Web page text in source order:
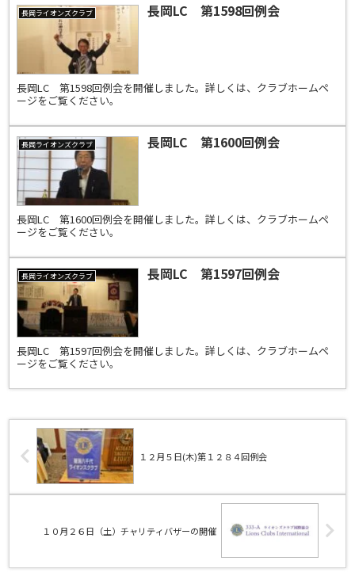
長岡ライオンズクラブ 長岡LC 第1598回例会
長岡LC 第1598回例会を開催しました。詳しくは、クラブホームペ
ージをご覧ください。
長岡ライオンズクラブ 長岡LC 第1600回例会
長岡LC 第1600回例会を開催しました。詳しくは、クラブホームペ
ージをご覧ください。
長岡ライオンズクラブ 長岡LC 第1597回例会
長岡LC 第1597回例会を開催しました。詳しくは、クラブホームペ
ージをご覧ください。
１２月５日(木)第１２８４回例会
１０月２６日（土）チャリティバザーの開催